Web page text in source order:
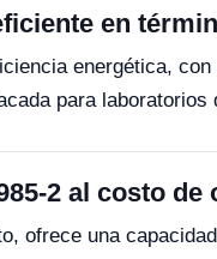
en
energética,
para
2 al costo
ofrece una